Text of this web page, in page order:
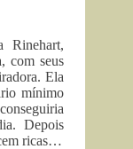
Rinehart,
com seus
Ela
mínimo
Depois
ricas…